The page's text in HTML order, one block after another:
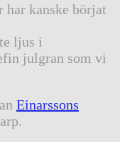
har kanske börjat
ljus i
julgran som vi
Einarssons